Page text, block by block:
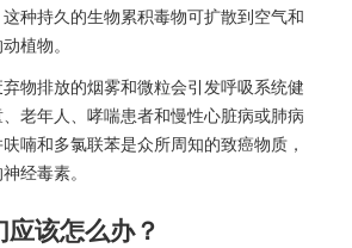
种持久的生物累积毒物可扩散到空气和
植物。
物排放的烟雾和微粒会引发呼吸系统健
老年人、哮喘患者和慢性心脏病或肺病
喃和多氯联苯是众所周知的致癌物质，
经毒素。
该怎么办？